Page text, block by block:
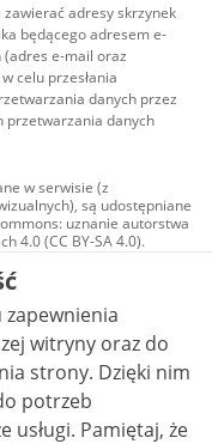
adresy skrzynek
będącego adresem e-
e-mail oraz
celu przesłania
danych przez
przetwarzania danych
w serwisie (z
są udostępniane
uznanie autorstwa
4.0 (CC BY-SA 4.0).
tym zdjęcia, materiały
na licencji typu
autorstwa użycie
zależnych 4.0 (CC BY-
stwierdzone inaczej.
witryny oraz do
Dzięki nim
potrzeb
że